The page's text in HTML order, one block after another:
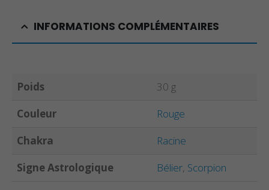
INFORMATIONS COMPLÉMENTAIRES
Poids
30 g
Couleur
Rouge
Chakra
Racine
Signe Astrologique
Bélier, Scorpion